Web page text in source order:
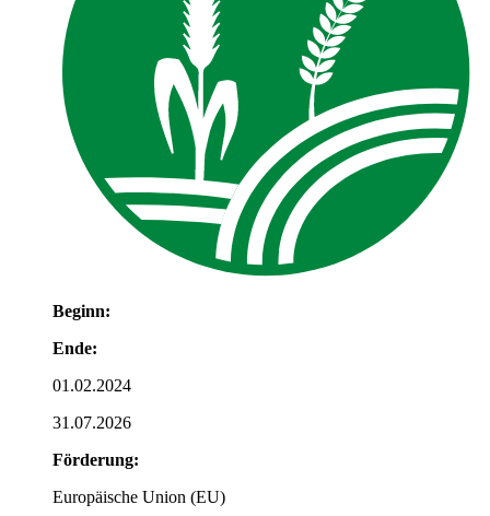
Beginn:
Ende:
01.02.2024
31.07.2026
Förderung:
Europäische Union (EU)